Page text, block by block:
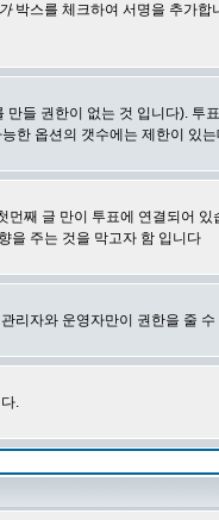
박스를 체크하여 서명을 추가합
들 권한이 없는 것 입니다). 투
한 옵션의 갯수에는 제한이 있
째 글 만이 투표에 연결되어
을 주는 것을 막고자 함 입니다
리자와 운영자만이 권한을 줄
.